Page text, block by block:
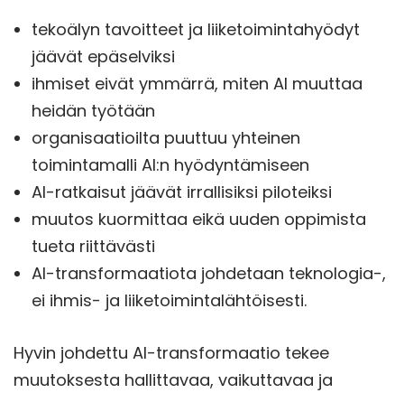
tekoälyn tavoitteet ja liiketoimintahyödyt
jäävät epäselviksi
ihmiset eivät ymmärrä, miten AI muuttaa
heidän työtään
organisaatioilta puuttuu yhteinen
toimintamalli AI:n hyödyntämiseen
AI-ratkaisut jäävät irrallisiksi piloteiksi
muutos kuormittaa eikä uuden oppimista
tueta riittävästi
AI-transformaatiota johdetaan teknologia-,
ei ihmis- ja liiketoimintalähtöisesti.
Hyvin johdettu AI-transformaatio tekee
muutoksesta hallittavaa, vaikuttavaa ja